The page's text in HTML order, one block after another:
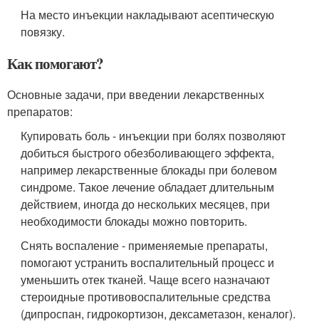
На место инъекции накладывают асептическую
повязку.
Как помогают?
Основные задачи, при введении лекарственных
препаратов:
Купировать боль - инъекции при болях позволяют
добиться быстрого обезболивающего эффекта,
например лекарственные блокады при болевом
синдроме. Такое лечение обладает длительным
действием, иногда до нескольких месяцев, при
необходимости блокады можно повторить.
Снять воспаление - применяемые препараты,
помогают устранить воспалительный процесс и
уменьшить отек тканей. Чаще всего назначают
стероидные противовоспалительные средства
(дипроспан, гидрокортизон, дексаметазон, кеналог).